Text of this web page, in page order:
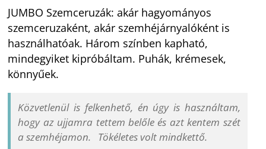
JUMBO Szemceruzák: akár hagyományos
szemceruzaként, akár szemhéjárnyalóként is
használhatóak. Három színben kapható,
mindegyiket kipróbáltam. Puhák, krémesek,
könnyűek.
Közvetlenül is felkenhető, én úgy is használtam,
hogy az ujjamra tettem belőle és azt kentem szét
a szemhéjamon. Tökéletes volt mindkettő.